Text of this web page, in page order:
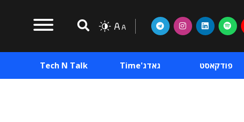
פודקאסט גאדג'Time Tech N Talk